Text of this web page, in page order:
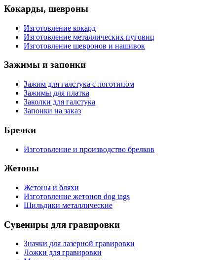
Кокарды, шевроны
Изготовление кокард
Изготовление металлических пуговиц
Изготовление шевронов и нашивок
Зажимы и запонки
Зажим для галстука с логотипом
Зажимы для платка
Заколки для галстука
Запонки на заказ
Брелки
Изготовление и производство брелков
Жетоны
Жетоны и бляхи
Изготовление жетонов dog tags
Шильдики металлические
Сувениры для гравировки
Значки для лазерной гравировки
Ложки для гравировки